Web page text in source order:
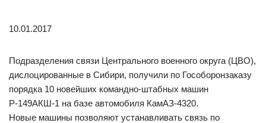
10.01.2017
Подразделения связи Центрального военного округа (ЦВО),
дислоцированные в Сибири, получили по Гособоронзаказу
порядка 10 новейших командно-штабных машин
Р-149АКШ-1 на базе автомобиля КамАЗ-4320.
Новые машины позволяют устанавливать связь по